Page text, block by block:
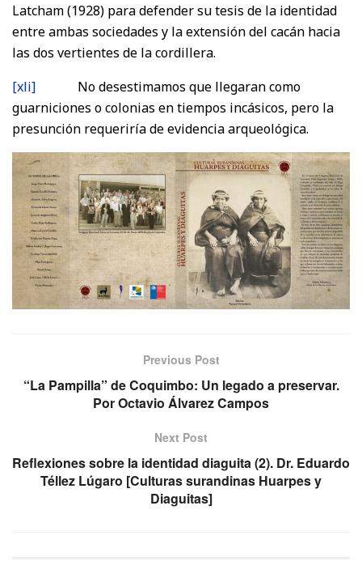
Latcham (1928) para defender su tesis de la identidad
entre ambas sociedades y la extensión del cacán hacia
las dos vertientes de la cordillera.
[xli] No desestimamos que llegaran como
guarniciones o colonias en tiempos incásicos, pero la
presunción requeriría de evidencia arqueológica.
Previous Post
“La Pampilla” de Coquimbo: Un legado a preservar.
Por Octavio Álvarez Campos
Next Post
Reflexiones sobre la identidad diaguita (2). Dr. Eduardo
Téllez Lúgaro [Culturas surandinas Huarpes y
Diaguitas]